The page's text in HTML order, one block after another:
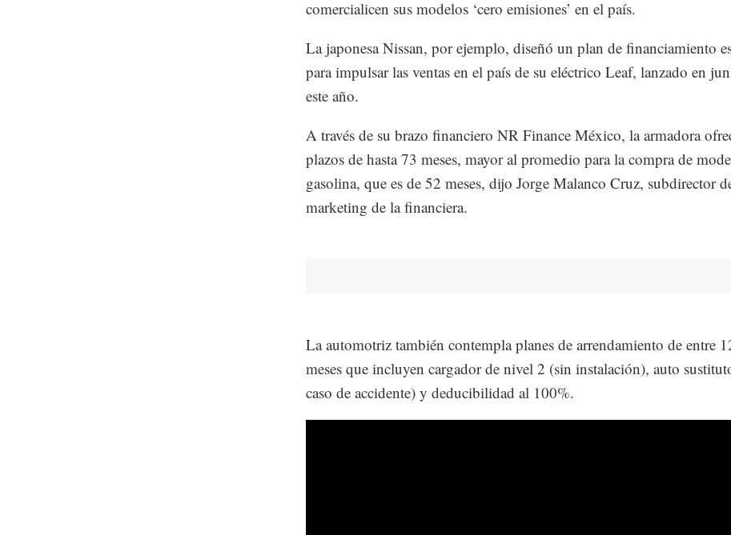
comercialicen sus modelos ‘cero emisiones’ en el país.
La japonesa Nissan, por ejemplo, diseñó un plan de financiamiento
para impulsar las ventas en el país de su eléctrico Leaf, lanzado en
este año.
A través de su brazo financiero NR Finance México, la armadora
plazos de hasta 73 meses, mayor al promedio para la compra de
gasolina, que es de 52 meses, dijo Jorge Malanco Cruz, subdirector
marketing de la financiera.
La automotriz también contempla planes de arrendamiento de entre
meses que incluyen cargador de nivel 2 (sin instalación), auto
caso de accidente) y deducibilidad al 100%.